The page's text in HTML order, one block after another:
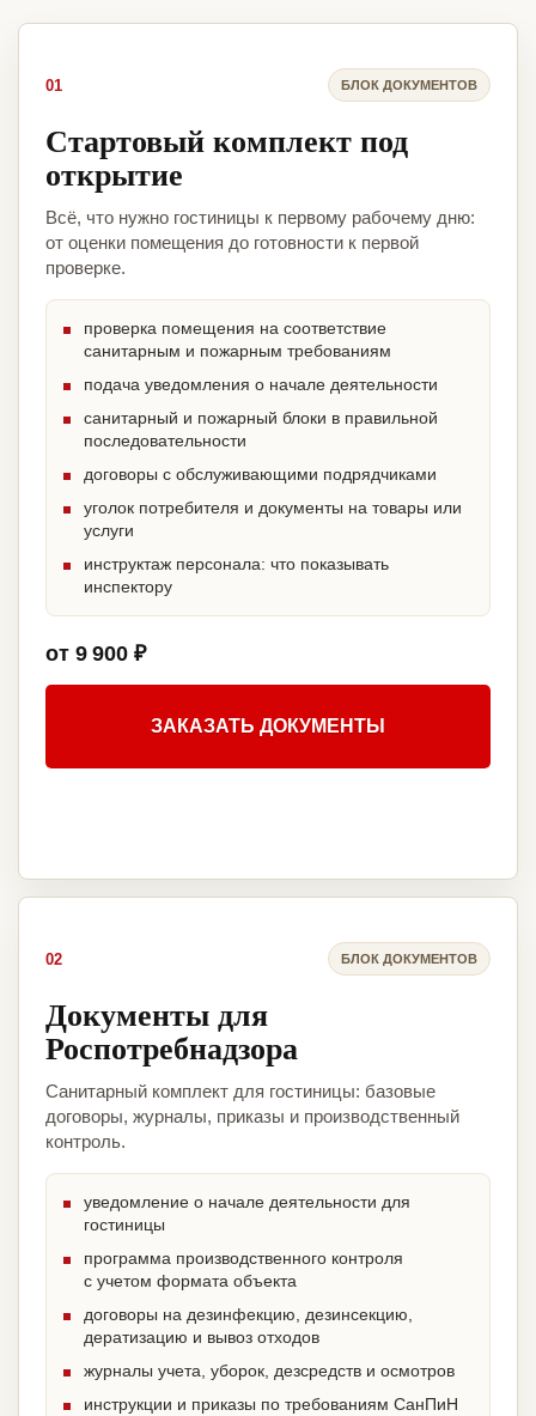
01 БЛОК ДОКУМЕНТОВ
Стартовый комплект под
открытие
Всё, что нужно гостиницы к первому рабочему дню:
от оценки помещения до готовности к первой
проверке.
проверка помещения на соответствие
санитарным и пожарным требованиям
подача уведомления о начале деятельности
санитарный и пожарный блоки в правильной
последовательности
договоры с обслуживающими подрядчиками
уголок потребителя и документы на товары или
услуги
инструктаж персонала: что показывать
инспектору
от 9 900 ₽
ЗАКАЗАТЬ ДОКУМЕНТЫ
02 БЛОК ДОКУМЕНТОВ
Документы для
Роспотребнадзора
Санитарный комплект для гостиницы: базовые
договоры, журналы, приказы и производственный
контроль.
уведомление о начале деятельности для
гостиницы
программа производственного контроля
с учетом формата объекта
договоры на дезинфекцию, дезинсекцию,
дератизацию и вывоз отходов
журналы учета, уборок, дезсредств и осмотров
инструкции и приказы по требованиям СанПиН